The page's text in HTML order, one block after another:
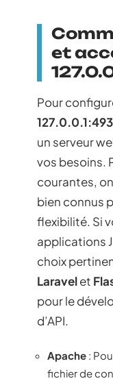
et
Pour
un serveur
vos besoins.
courantes,
bien connus
flexibilité. Si
applications
choix
Laravelet
pour le
d’API.
Apache :
fichier de